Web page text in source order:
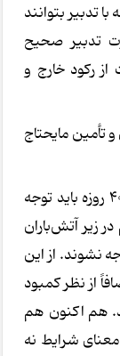
تدبیر بتوانند
تدبیر صحیح
از رکود خارج و
تأمین مایحتاج
درباره عملکرد دولت چهاردهم در زمان جنگ 40 روزه باید توجه
زیر آتش‌باران
نشوند. از این
از نظر کمبود
هم اکنون هم
شرایط نه